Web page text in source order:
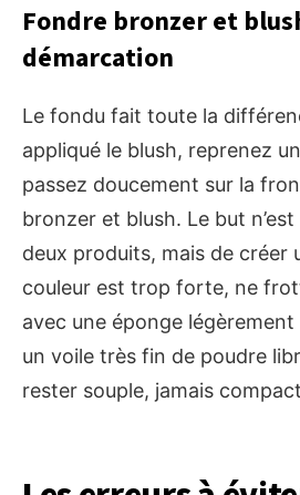
Fondre bronzer et
démarcation
Le fondu fait toute la
appliqué le blush, reprenez
passez doucement sur la
bronzer et blush. Le but n’est
deux produits, mais de créer
couleur est trop forte, ne
avec une éponge
un voile très fin de poudre
rester souple, jamais